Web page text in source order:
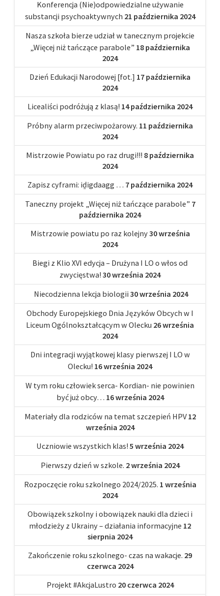
Konferencja (Nie)odpowiedzialne używanie
substancji psychoaktywnych 21 października 2024
Nasza szkoła bierze udział w tanecznym projekcie
„Więcej niż tańczące parabole” 18 października
2024
Dzień Edukacji Narodowej [fot.] 17 października
2024
Licealiści podróżują z klasą! 14 października 2024
Próbny alarm przeciwpożarowy. 11 października
2024
Mistrzowie Powiatu po raz drugi!!! 8 października
2024
Zapisz cyframi: iḏigdaagg … 7 października 2024
Taneczny projekt „Więcej niż tańczące parabole” 7
października 2024
Mistrzowie powiatu po raz kolejny30 września
2024
Biegi z Klio XVI edycja – Drużyna I LO o włos od
zwycięstwa! 30 września 2024
Niecodzienna lekcja biologii 30 września 2024
Obchody Europejskiego Dnia Języków Obcych w I
Liceum Ogólnokształcącym w Olecku 26 września
2024
Dni integracji wyjątkowej klasy pierwszej I LO w
Olecku! 16 września 2024
W tym roku człowiek serca- Kordian- nie powinien
być już obcy… 16 września 2024
Materiały dla rodziców na temat szczepień HPV 12
września 2024
Uczniowie wszystkich klas! 5 września 2024
Pierwszy dzień w szkole. 2 września 2024
Rozpoczęcie roku szkolnego 2024/2025. 1 września
2024
Obowiązek szkolny i obowiązek nauki dla dzieci i
młodzieży z Ukrainy – działania informacyjne 12
sierpnia 2024
Zakończenie roku szkolnego- czas na wakacje. 29
czerwca 2024
Projekt #AkcjaLustro 20 czerwca 2024